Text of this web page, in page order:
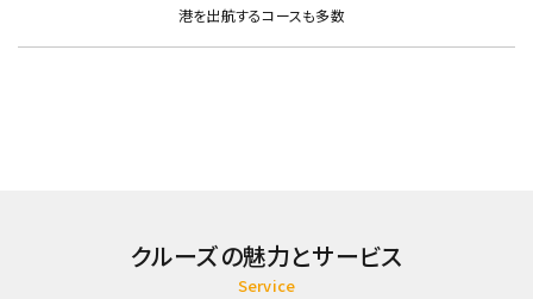
港を出航するコースも多数
クルーズの魅力とサービス
Service